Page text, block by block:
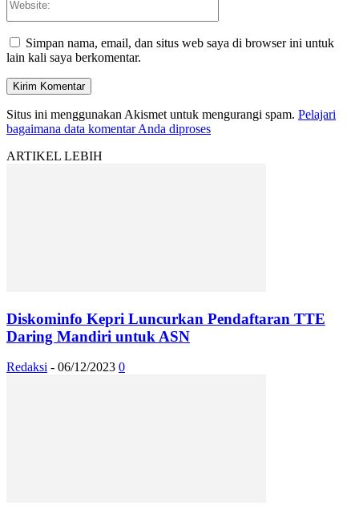
Simpan nama, email, dan situs web saya di browser ini untuk
lain kali saya berkomentar.
Situs ini menggunakan Akismet untuk mengurangi spam. Pelajari
bagaimana data komentar Anda diproses
ARTIKEL LEBIH
Diskominfo Kepri Luncurkan Pendaftaran TTE
Daring Mandiri untuk ASN
Redaksi - 06/12/2023 0